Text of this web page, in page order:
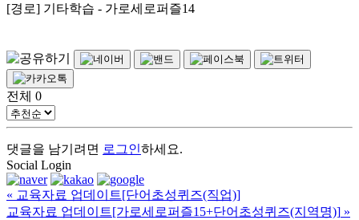
[경로] 기타학습 - 가로세로퍼즐14
전체 0
댓글을 남기려면 로그인하세요.
Social Login
« 교육자료 업데이트[단어초성퀴즈(직업)]
교육자료 업데이트[가로세로퍼즐15+단어초성퀴즈(지역명)] »